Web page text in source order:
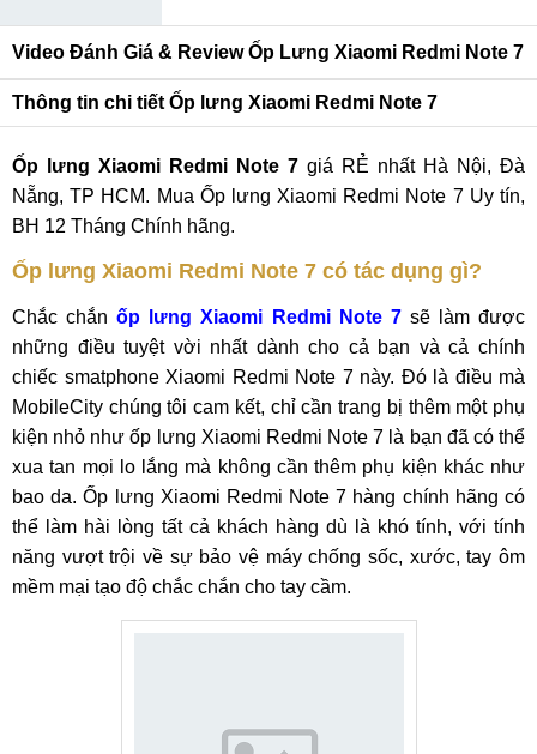
Video Đánh Giá & Review Ốp Lưng Xiaomi Redmi Note 7
Thông tin chi tiết Ốp lưng Xiaomi Redmi Note 7
Ốp lưng Xiaomi Redmi Note 7 giá RẺ nhất Hà Nội, Đà
Nẵng, TP HCM. Mua Ốp lưng Xiaomi Redmi Note 7 Uy tín,
BH 12 Tháng Chính hãng.
Ốp lưng Xiaomi Redmi Note 7 có tác dụng gì?
Chắc chắnốp lưng Xiaomi Redmi Note 7sẽ làm được
những điều tuyệt vời nhất dành cho cả bạn và cả chính
chiếc smatphone Xiaomi Redmi Note 7 này. Đó là điều mà
MobileCity chúng tôi cam kết, chỉ cần trang bị thêm một phụ
kiện nhỏ như ốp lưng Xiaomi Redmi Note 7 là bạn đã có thể
xua tan mọi lo lắng mà không cần thêm phụ kiện khác như
bao da. Ốp lưng Xiaomi Redmi Note 7 hàng chính hãng có
thể làm hài lòng tất cả khách hàng dù là khó tính, với tính
năng vượt trội về sự bảo vệ máy chống sốc, xước, tay ôm
mềm mại tạo độ chắc chắn cho tay cầm.